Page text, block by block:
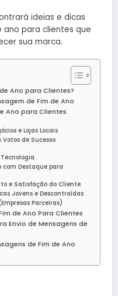
ideias e dicas
ano para clientes que
sua marca.
Ano para Clientes?
de Fim de Ano
Ano para Clientes
e Lojas Locais
de Sucesso
com Destaque para
e Satisfação do Cliente
Jovens e Descontraídas
Parceiras)
de Ano Para Clientes
Envio de Mensagens de
de Fim de Ano